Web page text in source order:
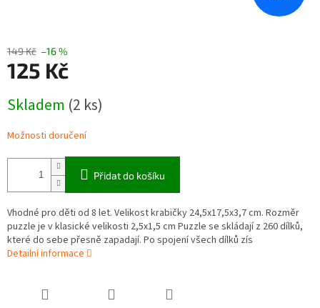
149 Kč –16 %
125 Kč
cena:
Skladem (2 ks)
Možnosti doručení
Přidat do košíku
Vhodné pro děti od 8 let. Velikost krabičky 24,5x17,5x3,7 cm. Rozměr
puzzle je v klasické velikosti 2,5x1,5 cm Puzzle se skládají z 260 dílků,
které do sebe přesně zapadají. Po spojení všech dílků zís
Detailní informace